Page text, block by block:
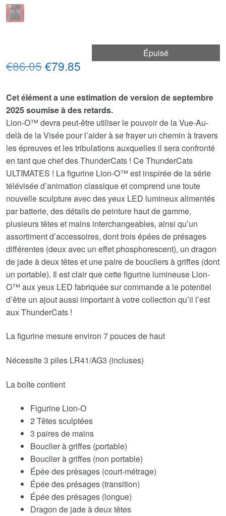
Épuisé
€86.05Le
initial
était :
€86.05.
€79.85 Le
actuel
est :
€79.85.
Cet élément a une estimation de version de septembre
2025 soumise à des retards.
Lion-O™ devra peut-être utiliser le pouvoir de la Vue-Au-
delà de la Visée pour l’aider à se frayer un chemin à travers
les épreuves et les tribulations auxquelles il sera confronté
en tant que chef des ThunderCats ! Ce ThunderCats
ULTIMATES ! La figurine Lion-O™ est inspirée de la série
télévisée d’animation classique et comprend une toute
nouvelle sculpture avec des yeux LED lumineux alimentés
par batterie, des détails de peinture haut de gamme,
plusieurs têtes et mains interchangeables, ainsi qu’un
assortiment d’accessoires, dont trois épées de présages
différentes (deux avec un effet phosphorescent), un dragon
de jade à deux têtes et une paire de boucliers à griffes (dont
un portable). Il est clair que cette figurine lumineuse Lion-
O™ aux yeux LED fabriquée sur commande a le potentiel
d’être un ajout aussi important à votre collection qu’il l’est
aux ThunderCats !
La figurine mesure environ 7 pouces de haut
Nécessite 3 piles LR41/AG3 (incluses)
La boîte contient
Figurine Lion-O
2 Têtes sculptées
3 paires de mains
Bouclier à griffes (portable)
Bouclier à griffes (non portable)
Épée des présages (court-métrage)
Épée des présages (transition)
Épée des présages (longue)
Dragon de jade à deux têtes